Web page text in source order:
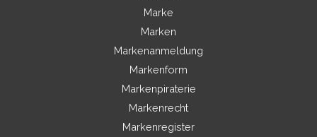
Marke
Marken
Markenanmeldung
Markenform
Markenpiraterie
Markenrecht
Markenregister